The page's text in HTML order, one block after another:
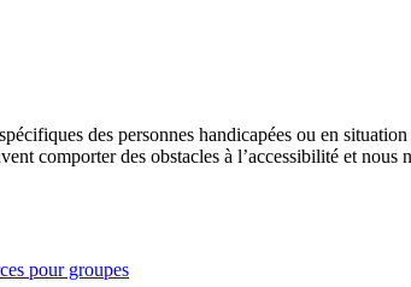
des personnes handicapées ou en
comporter des obstacles à l’accessibilité et
pour groupes